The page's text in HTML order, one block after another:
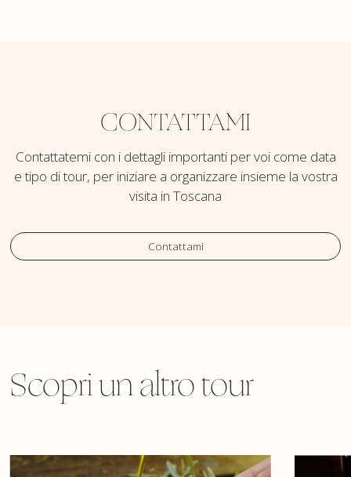
CONTATTAMI
Contattatemi con i dettagli importanti per voi come data
e tipo di tour, per iniziare a organizzare insieme la vostra
visita in Toscana
Contattami
Scopri un altro tour